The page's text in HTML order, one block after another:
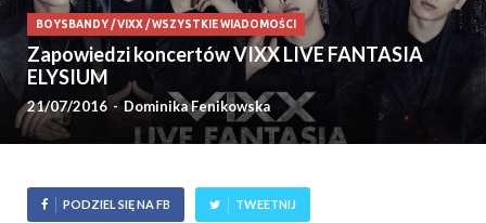
BOYSBANDY/VIXX/WSZYSTKIE WIADOMOŚCI
Zapowiedzi koncertów VIXX LIVE FANTASIA
ELYSIUM‬
21/07/2016 - Dominika Fenikowska
PODZIEL SIĘ NA FB TWEETNIJ